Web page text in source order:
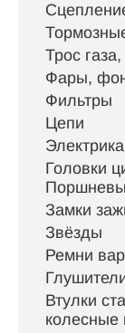
Трос
Фары,
Фильтры
Цепи
Электрика
Головки
Замки
Звёзды
Ремни
Втулки
колесные